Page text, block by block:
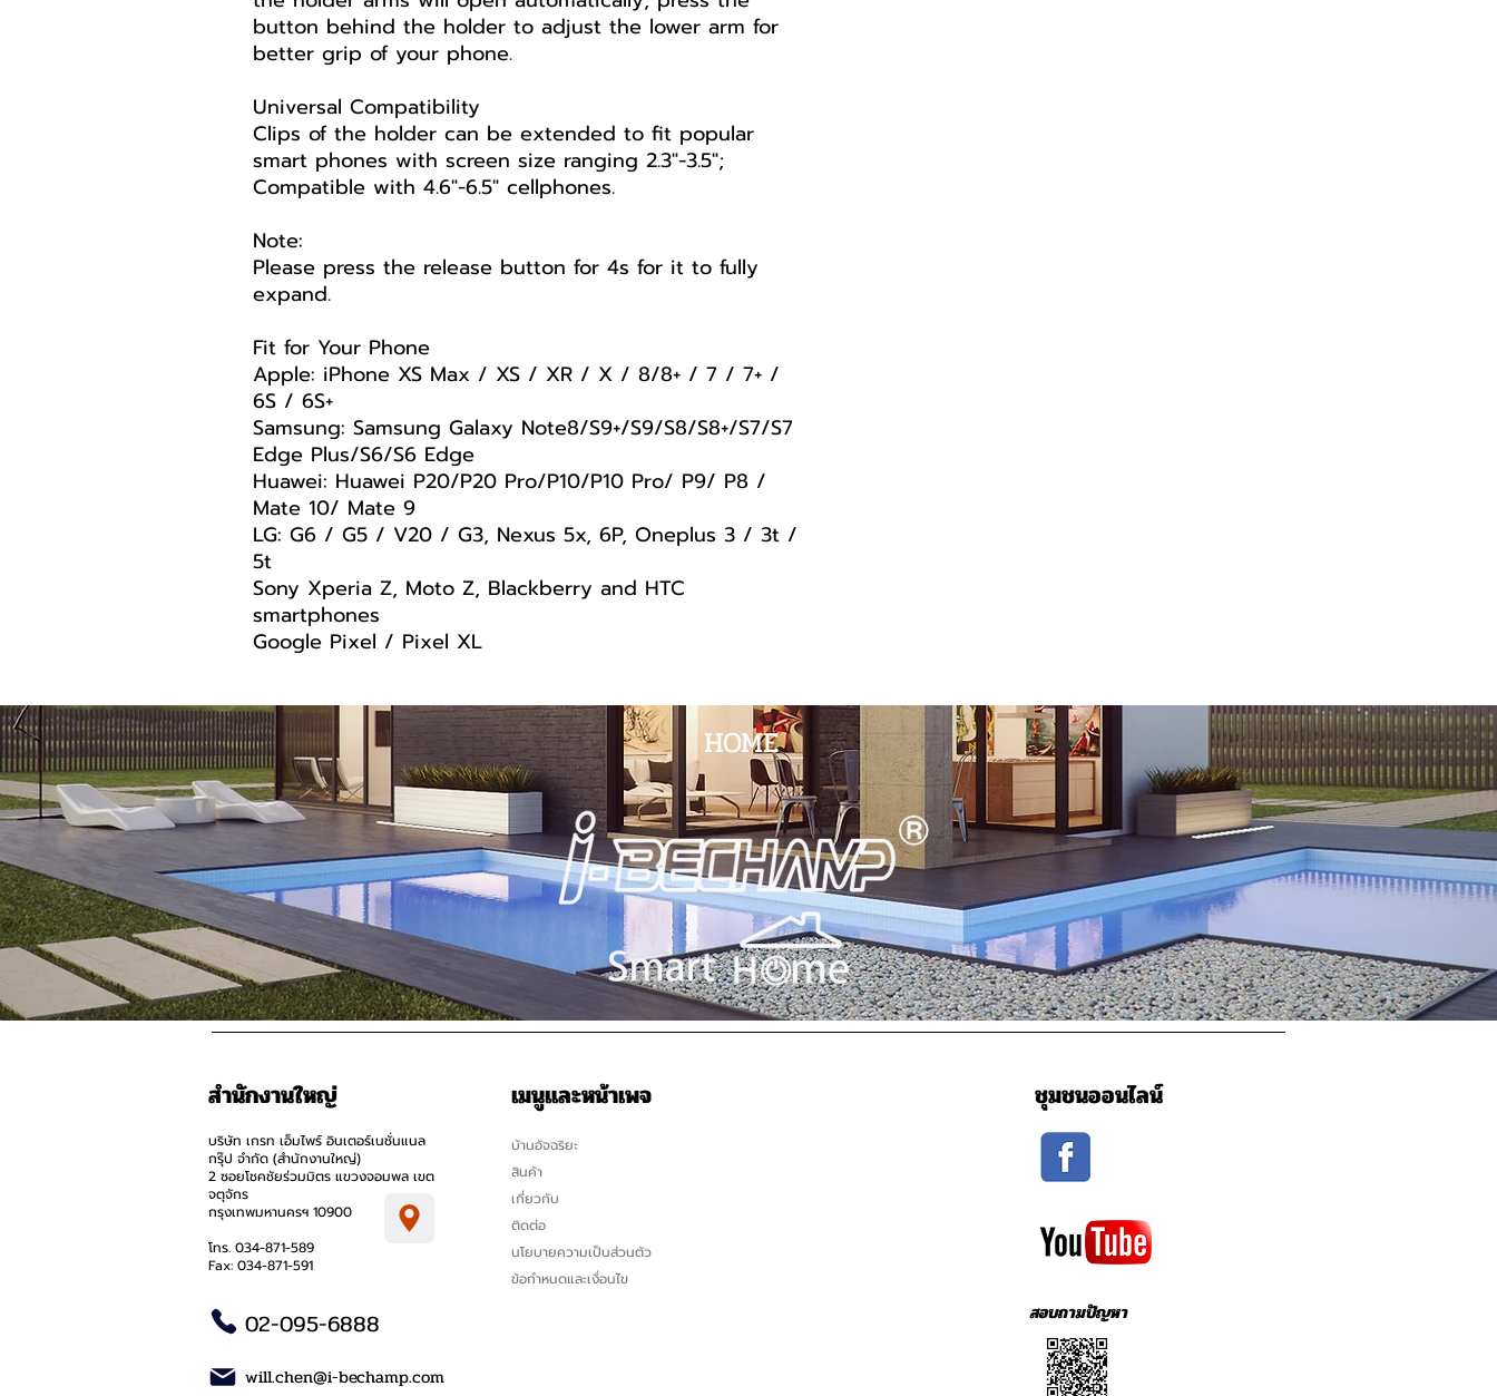
button behind the holder to adjust the lower arm for
better grip of your phone.
Universal Compatibility
Clips of the holder can be extended to fit popular
smart phones with screen size ranging 2.3"-3.5";
Compatible with 4.6"-6.5" cellphones.
Note:
Please press the release button for 4s for it to fully
expand.
Fit for Your Phone
Apple: iPhone XS Max / XS / XR / X / 8/8+ / 7 / 7+ /
6S / 6S+
Samsung: Samsung Galaxy Note8/S9+/S9/S8/S8+/S7/S7
Edge Plus/S6/S6 Edge
Huawei: Huawei P20/P20 Pro/P10/P10 Pro/ P9/ P8 /
Mate 10/ Mate 9
LG: G6 / G5 / V20 / G3, Nexus 5x, 6P, Oneplus 3 / 3t /
5t
Sony Xperia Z, Moto Z, Blackberry and HTC
smartphones
Google Pixel / Pixel XL
HOME
สำนักงานใหญ่
บริษัท เกรท เอ็มไพร์ อินเตอร์เนชั่นแนล
กรุ๊ป จำกัด (สำนักงานใหญ่)
2 ซอยโชคชัยร่วมมิตร แขวงจอมพล เขต
จตุจักร
กรุงเทพมหานครฯ 10900
โทร. 034-871-589
Fax: 034-871-591
02-095-6888
will.chen@i-bechamp.com
เมนูและหน้าเพจ
บ้านอัจฉริยะ
สินค้า
เกี่ยวกับ
ติดต่อ
นโยบายความเป็นส่วนตัว
ข้อกำหนดและเงื่อนไข
ชุมชนออนไลน์
สอบถามปัญหา